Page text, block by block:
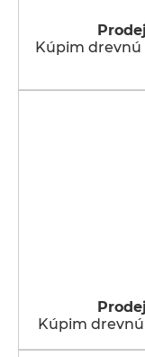
Kúpim drevnú
Kúpim drevnú